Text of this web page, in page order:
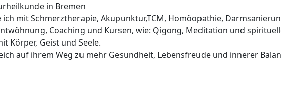
in Bremen
mit Schmerztherapie, Akupunktur,TCM, Homöopathie,
Coaching und Kursen, wie: Qigong, Meditation und
Körper, Geist und Seele.
auf ihrem Weg zu mehr Gesundheit, Lebensfreude und innerer